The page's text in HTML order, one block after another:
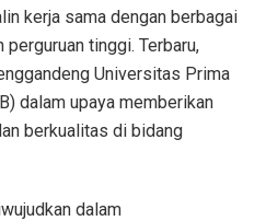
kerja sama dengan berbagai
tinggi. Terbaru,
Universitas Prima
dalam upaya memberikan
berkualitas di bidang
dalam